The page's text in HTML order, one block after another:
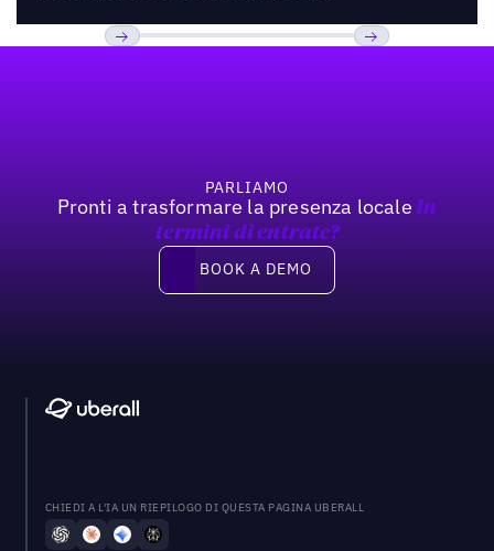
PARLIAMO
Pronti a trasformare la presenza locale In
termini di entrate?
Book a demo
BOOK A DEMO
CHIEDI A L'IA UN RIEPILOGO DI QUESTA PAGINA UBERALL